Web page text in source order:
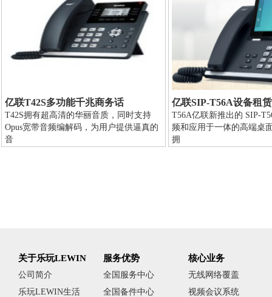
亿联T42S多功能千兆商务话
T42S拥有超高清的华丽音质，同时支持
Opus宽带音频编解码，为用户提供逼真的
音
亿联SIP-T56A设备租
T56A亿联新推出的 SIP-
频和应用于一体的高端桌
拥
关于乐玩LEWIN
公司简介
乐玩LEWIN生活
服务优势
全国服务中心
全国备件中心
核心业务
无线网络覆盖
视频会议系统